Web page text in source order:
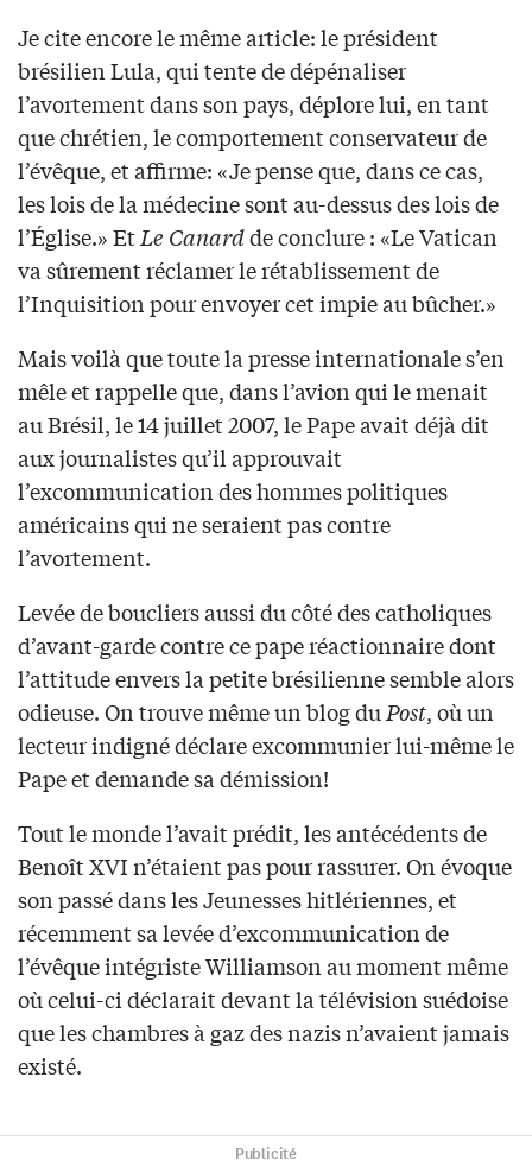
Je cite encore le même article: le président
brésilien Lula, qui tente de dépénaliser
l’avortement dans son pays, déplore lui, en tant
que chrétien, le comportement conservateur de
l’évêque, et affirme: «Je pense que, dans ce cas,
les lois de la médecine sont au-dessus des lois de
l’Église.» EtLe Canardde conclure : «Le Vatican
va sûrement réclamer le rétablissement de
l’Inquisition pour envoyer cet impie au bûcher.»
Mais voilà que toute la presse internationale s’en
mêle et rappelle que, dans l’avion qui le menait
au Brésil, le 14 juillet 2007, le Pape avait déjà dit
aux journalistes qu’il approuvait
l’excommunication des hommes politiques
américains qui ne seraient pas contre
l’avortement.
Levée de boucliers aussi du côté des catholiques
d’avant-garde contre ce pape réactionnaire dont
l’attitude envers la petite brésilienne semble alors
odieuse. On trouve même un blog duPost, où un
lecteur indigné déclare excommunier lui-même le
Pape et demande sa démission!
Tout le monde l’avait prédit, les antécédents de
Benoît XVI n’étaient pas pour rassurer. On évoque
son passé dans les Jeunesses hitlériennes, et
récemment sa levée d’excommunication de
l’évêque intégriste Williamson au moment même
où celui-ci déclarait devant la télévision suédoise
que les chambres à gaz des nazis n’avaient jamais
existé.
Publicité